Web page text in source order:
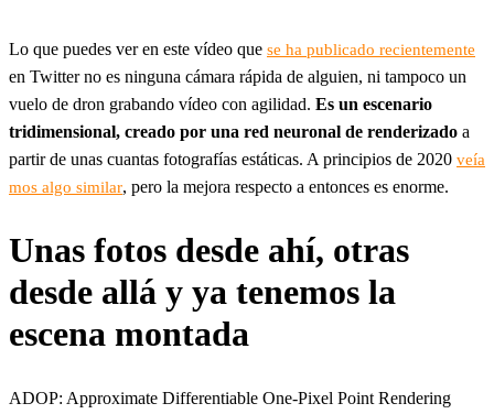
Lo que puedes ver en este vídeo que se ha publicado recientemente
en Twitter no es ninguna cámara rápida de alguien, ni tampoco un
vuelo de dron grabando vídeo con agilidad. Es un escenario
tridimensional, creado por una red neuronal de renderizado a
partir de unas cuantas fotografías estáticas. A principios de 2020 veía
mos algo similar, pero la mejora respecto a entonces es enorme.
Unas fotos desde ahí, otras
desde allá y ya tenemos la
escena montada
ADOP: Approximate Differentiable One-Pixel Point Rendering